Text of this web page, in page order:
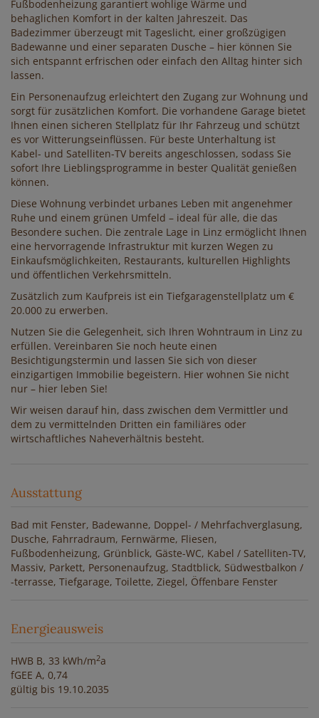
Fußbodenheizung garantiert wohlige Wärme und
behaglichen Komfort in der kalten Jahreszeit. Das
Badezimmer überzeugt mit Tageslicht, einer großzügigen
Badewanne und einer separaten Dusche – hier können Sie
sich entspannt erfrischen oder einfach den Alltag hinter sich
lassen.
Ein Personenaufzug erleichtert den Zugang zur Wohnung und
sorgt für zusätzlichen Komfort. Die vorhandene Garage bietet
Ihnen einen sicheren Stellplatz für Ihr Fahrzeug und schützt
es vor Witterungseinflüssen. Für beste Unterhaltung ist
Kabel- und Satelliten-TV bereits angeschlossen, sodass Sie
sofort Ihre Lieblingsprogramme in bester Qualität genießen
können.
Diese Wohnung verbindet urbanes Leben mit angenehmer
Ruhe und einem grünen Umfeld – ideal für alle, die das
Besondere suchen. Die zentrale Lage in Linz ermöglicht Ihnen
eine hervorragende Infrastruktur mit kurzen Wegen zu
Einkaufsmöglichkeiten, Restaurants, kulturellen Highlights
und öffentlichen Verkehrsmitteln.
Zusätzlich zum Kaufpreis ist ein Tiefgaragenstellplatz um €
20.000 zu erwerben.
Nutzen Sie die Gelegenheit, sich Ihren Wohntraum in Linz zu
erfüllen. Vereinbaren Sie noch heute einen
Besichtigungstermin und lassen Sie sich von dieser
einzigartigen Immobilie begeistern. Hier wohnen Sie nicht
nur – hier leben Sie!
Wir weisen darauf hin, dass zwischen dem Vermittler und
dem zu vermittelnden Dritten ein familiäres oder
wirtschaftliches Naheverhältnis besteht.
Ausstattung
Bad mit Fenster Badewanne Doppel- / Mehrfachverglasung
Dusche Fahrradraum Fernwärme Fliesen
Fußbodenheizung Grünblick Gäste-WC Kabel / Satelliten-TV
Massiv Parkett Personenaufzug Stadtblick Südwestbalkon /
-terrasse Tiefgarage Toilette Ziegel Öffenbare Fenster
Energieausweis
HWB B, 33 kWh/m2a
fGEE A, 0,74
gültig bis 19.10.2035